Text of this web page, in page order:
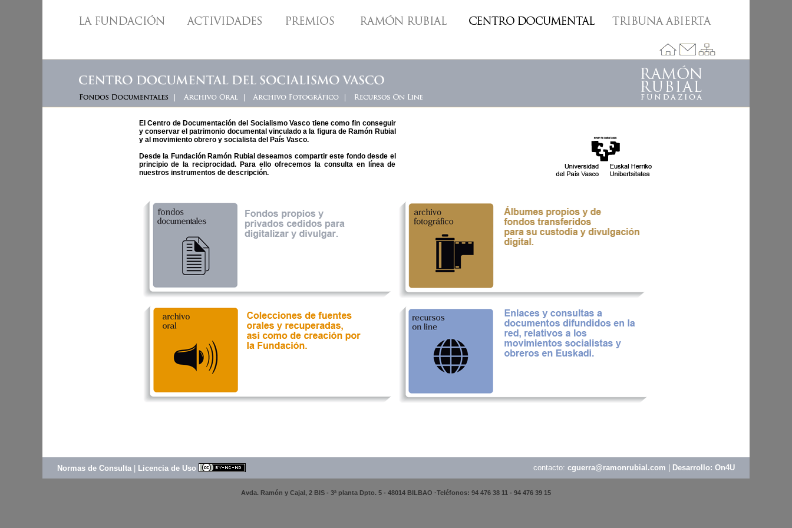
El Centro de Documentación del Socialismo Vasco tiene como fin conseguir
y conservar el patrimonio documental vinculado a la figura de Ramón Rubial
y al movimiento obrero y socialista del País Vasco.
Desde la Fundación Ramón Rubial deseamos compartir este fondo desde el
principio de la reciprocidad. Para ello ofrecemos la consulta en línea de
nuestros instrumentos de descripción.
Normas de Consulta Licencia de Uso contacto: cguerra@ramonrubial.com Desarrollo: On4U
Avda. Ramón y Cajal, 2 BIS - 3ª planta Dpto. 5 - 48014 BILBAO ·Teléfonos: 94 476 38 11 - 94 476 39 15